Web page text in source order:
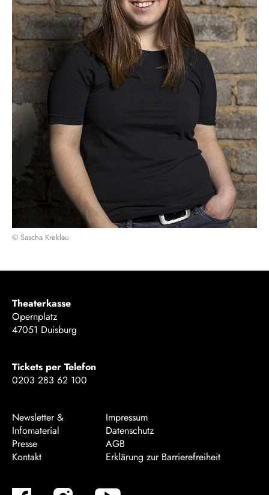
© Sascha Kreklau
Theaterkasse
Opernplatz
47051 Duisburg
Tickets per Telefon
0203 283 62 100
Newsletter &
Infomaterial
Presse
Kontakt
Impressum
Datenschutz
AGB
Erklärung zur Barrierefreiheit